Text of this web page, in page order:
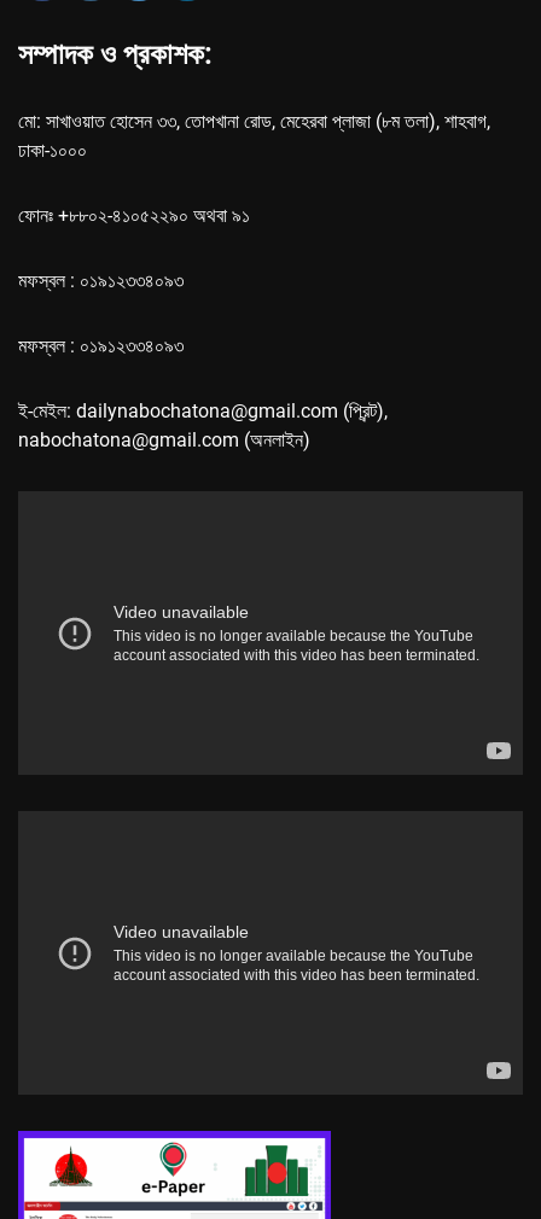
সম্পাদক ও প্রকাশক:
মো: সাখাওয়াত হোসেন ৩৩, তোপখানা রোড, মেহেরবা প্লাজা (৮ম তলা), শাহবাগ,
ঢাকা-১০০০
ফোনঃ +৮৮০২-৪১০৫২২৯০ অথবা ৯১
মফস্বল : ০১৯১২৩৩৪০৯৩
মফস্বল : ০১৯১২৩৩৪০৯৩
ই-মেইল: dailynabochatona@gmail.com (প্রিন্ট),
nabochatona@gmail.com (অনলাইন)